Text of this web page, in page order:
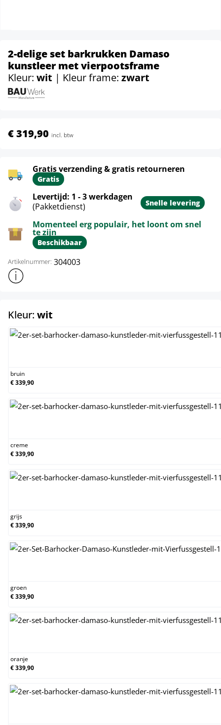
2-delige set barkrukken Damaso
kunstleer met vierpootsframe
Kleur: wit | Kleur frame: zwart
€ 319,90 incl. btw
Gratis verzending & gratis retourneren
Gratis
Levertijd: 1 - 3 werkdagen
(Pakketdienst)
Snelle levering
Momenteel erg populair, het loont om snel
te zijn
Beschikbaar
Artikelnummer: 304003
Toon meer productinformatie
Kleur: wit
bruin
€ 339,90
creme
€ 339,90
grijs
€ 339,90
groen
€ 339,90
oranje
€ 339,90